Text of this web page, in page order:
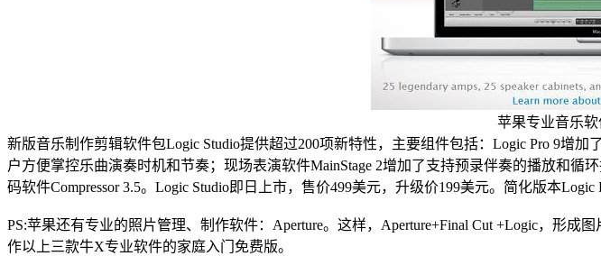
苹果专业音乐软
新版音乐制作剪辑软件包Logic Studio提供超过200项新特性，主要组件包括：Logic Pro 9增
户方便掌控乐曲演奏时机和节奏；现场表演软件MainStage 2增加了支持预录伴奏的播放和循
码软件Compressor 3.5。Logic Studio即日上市，售价499美元，升级价199美元。简化版本Logic
PS:苹果还有专业的照片管理、制作软件：Aperture。这样，Aperture+Final Cut +Logic，形
作以上三款牛X专业软件的家庭入门免费版。